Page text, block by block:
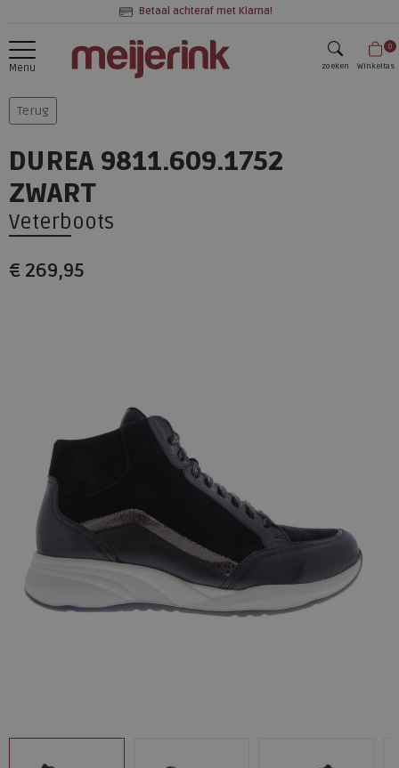
Betaal achteraf met Klarna!
Menu zoeken
0
Winkeltas
Terug
DUREA 9811.609.1752
ZWART
Veterboots
€ 269,95